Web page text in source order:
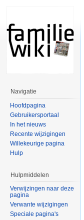
Navigatie
Hoofdpagina
Gebruikersportaal
In het nieuws
Recente wijzigingen
Willekeurige pagina
Hulp
Hulpmiddelen
Verwijzingen naar deze
pagina
Verwante wijzigingen
Speciale pagina's